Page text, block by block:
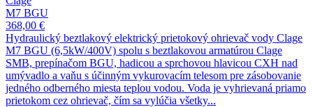
M7 BGU
368,00 €
Hydraulický beztlakový elektrický prietokový ohrievač vody Clage
M7 BGU (6,5kW/400V) spolu s beztlakovou armatúrou Clage
SMB, prepínačom BGU, hadicou a sprchovou hlavicou CXH nad
umývadlo a vaňu s účinným vykurovacím telesom pre zásobovanie
jedného odberného miesta teplou vodou. Voda je vyhrievaná priamo
prietokom cez ohrievač, čím sa vylúčia všetky...